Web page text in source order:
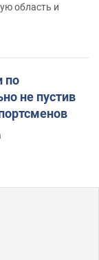
область и
по
не пустив